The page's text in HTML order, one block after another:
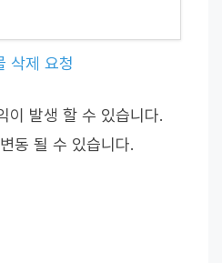
삭제 요청
이 발생 할 수 있습니다.
동 될 수 있습니다.